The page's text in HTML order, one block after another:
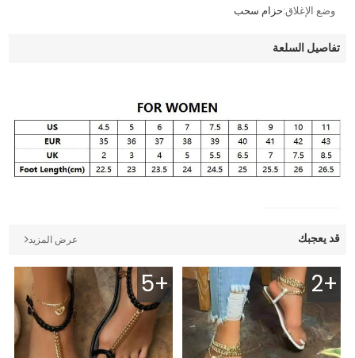
وضع الإغلاق:حزام سحب
تفاصيل السلعة
قد يعجبك عرض المزيد
2+
5+